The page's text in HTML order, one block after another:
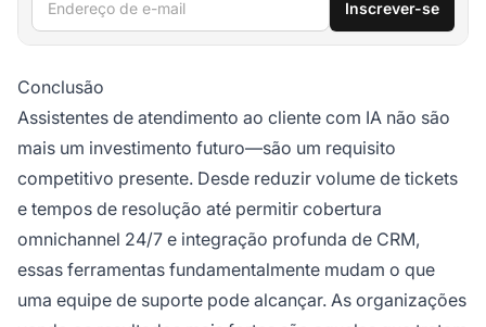
Inscrever-se
Conclusão
Assistentes de atendimento ao cliente com IA não são
mais um investimento futuro—são um requisito
competitivo presente. Desde reduzir volume de tickets
e tempos de resolução até permitir cobertura
omnichannel 24/7 e integração profunda de CRM,
essas ferramentas fundamentalmente mudam o que
uma equipe de suporte pode alcançar. As organizações